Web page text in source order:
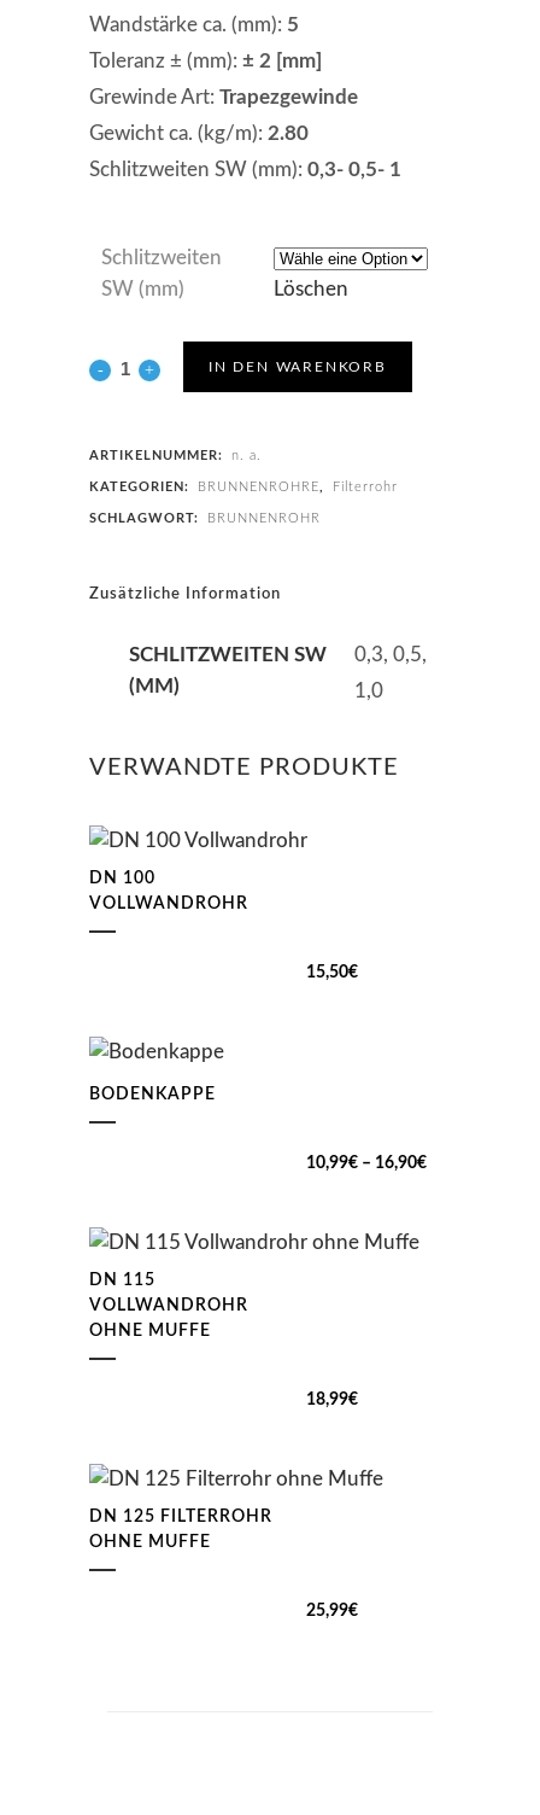
Wandstärke ca. (mm): 5
Toleranz ± (mm): ± 2 [mm]
Grewinde Art: Trapezgewinde
Gewicht ca. (kg/m): 2.80
Schlitzweiten SW (mm): 0,3- 0,5- 1
Schlitzweiten
SW (mm)
Löschen
IN DEN WARENKORB
ARTIKELNUMMER: n. a.
KATEGORIEN: BRUNNENROHRE Filterrohr
SCHLAGWORT: BRUNNENROHR
Zusätzliche Information
SCHLITZWEITEN SW
(MM)
0,3, 0,5,
1,0
VERWANDTE PRODUKTE
DN 100
VOLLWANDROHR
15,50€
BODENKAPPE
10,99€ – 16,90€Preisspanne:
DN 115
VOLLWANDROHR
OHNE MUFFE
18,99€
DN 125 FILTERROHR
OHNE MUFFE
25,99€